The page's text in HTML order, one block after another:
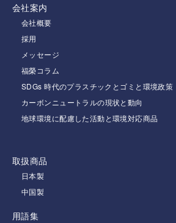
会社案内
会社概要
採用
メッセージ
福榮コラム
SDGs 時代のプラスチックとゴミと環境政策
カーボンニュートラルの現状と動向
地球環境に配慮した活動と環境対応商品
取扱商品
日本製
中国製
用語集